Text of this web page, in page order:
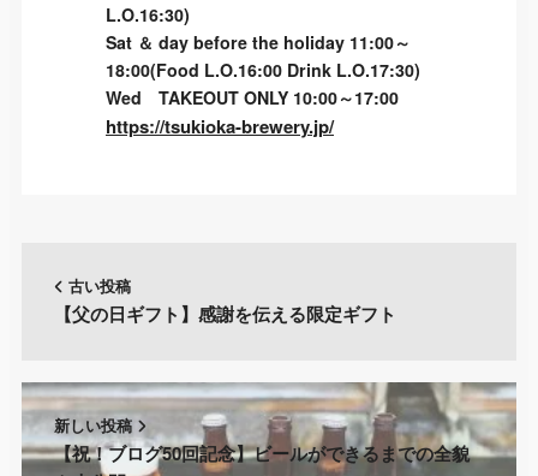
L.O.16:30)
Sat ＆ day before the holiday 11:00～
18:00(Food L.O.16:00 Drink L.O.17:30)
Wed TAKEOUT ONLY 10:00～17:00
https://tsukioka-brewery.jp/
古い投稿
【父の日ギフト】感謝を伝える限定ギフト
新しい投稿
【祝！ブログ50回記念】ビールができるまでの全貌